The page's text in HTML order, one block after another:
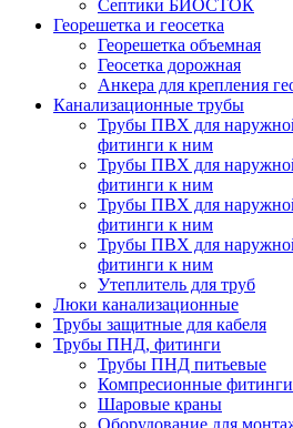
Септики БИОСТОК
Георешетка и геосетка
Георешетка объемная
Геосетка дорожная
Анкера для крепления
Канализационные трубы
Трубы ПВХ для
фитинги к ним
Трубы ПВХ для
фитинги к ним
Трубы ПВХ для
фитинги к ним
Трубы ПВХ для
фитинги к ним
Утеплитель для труб
Люки канализационные
Трубы защитные для кабеля
Трубы ПНД, фитинги
Трубы ПНД питьевые
Компресионные
Шаровые краны
Оборудование для